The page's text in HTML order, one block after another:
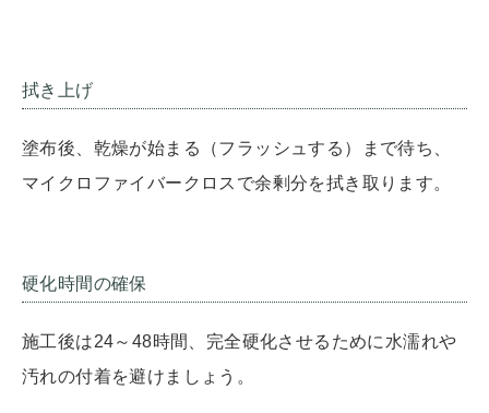
拭き上げ
塗布後、乾燥が始まる（フラッシュする）まで待ち、
マイクロファイバークロスで余剰分を拭き取ります。
硬化時間の確保
施工後は24～48時間、完全硬化させるために水濡れや
汚れの付着を避けましょう。